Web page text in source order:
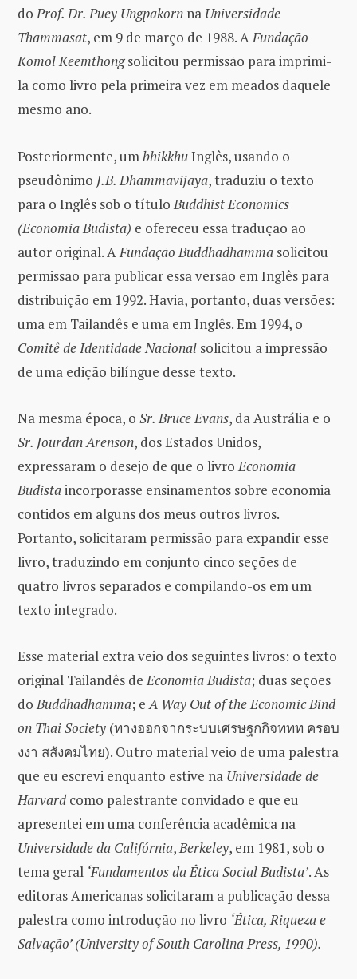
doProf. Dr. Puey Ungpakorn na Universidade
Thammasat, em 9 de março de 1988. AFundação
Komol Keemthongsolicitou permissão para imprimi-
la como livro pela primeira vez em meados daquele
mesmo ano.
Posteriormente, um bhikkhuInglês, usando o
pseudônimo J.B. Dhammavijaya, traduziu o texto
para o Inglês sob o título Buddhist Economics
(Economia Budista) e ofereceu essa tradução ao
autor original. A Fundação Buddhadhamma solicitou
permissão para publicar essa versão em Inglês para
distribuição em 1992. Havia, portanto, duas versões:
uma em Tailandês e uma em Inglês. Em 1994, o
Comitê de Identidade Nacional solicitou a impressão
de uma edição bilíngue desse texto.
Na mesma época, o Sr. Bruce Evans, da Austrália e o
Sr. Jourdan Arenson, dos Estados Unidos,
expressaram o desejo de que o livro Economia
Budistaincorporasse ensinamentos sobre economia
contidos em alguns dos meus outros livros.
Portanto, solicitaram permissão para expandir esse
livro, traduzindo em conjunto cinco seções de
quatro livros separados e compilando-os em um
texto integrado.
Esse material extra veio dos seguintes livros: o texto
original Tailandês deEconomia Budista; duas seções
doBuddhadhamma; eA Way Out of the Economic Bind
on Thai Society (ทางออกจากระบบเศรษฐกกิจททท ครอบ
งงา สสังคมไทย). Outro material veio de uma palestra
que eu escrevi enquanto estive na Universidade de
Harvardcomo palestrante convidado e que eu
apresentei em uma conferência acadêmica na
Universidade da Califórnia,Berkeley, em 1981, sob o
tema geral ‘Fundamentos da Ética Social Budista’. As
editoras Americanas solicitaram a publicação dessa
palestra como introdução no livro ‘Ética, Riqueza e
Salvação’ (University of South Carolina Press, 1990).